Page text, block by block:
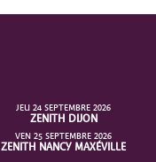
JEU 24 SEPTEMBRE 2026
ZENITH DIJON
VEN 25 SEPTEMBRE 2026
ZENITH NANCY MAXÉVILLE